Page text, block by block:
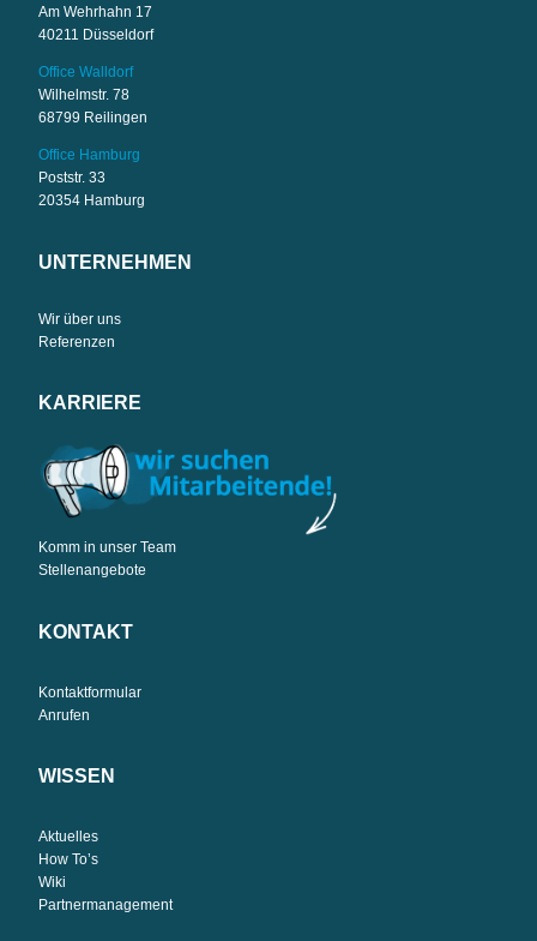
Am Wehrhahn 17
40211 Düsseldorf
Office Walldorf
Wilhelmstr. 78
68799 Reilingen
Office Hamburg
Poststr. 33
20354 Hamburg
UNTERNEHMEN
Wir über uns
Referenzen
KARRIERE
Komm in unser Team
Stellenangebote
KONTAKT
Kontaktformular
Anrufen
WISSEN
Aktuelles
How To’s
Wiki
Partnermanagement